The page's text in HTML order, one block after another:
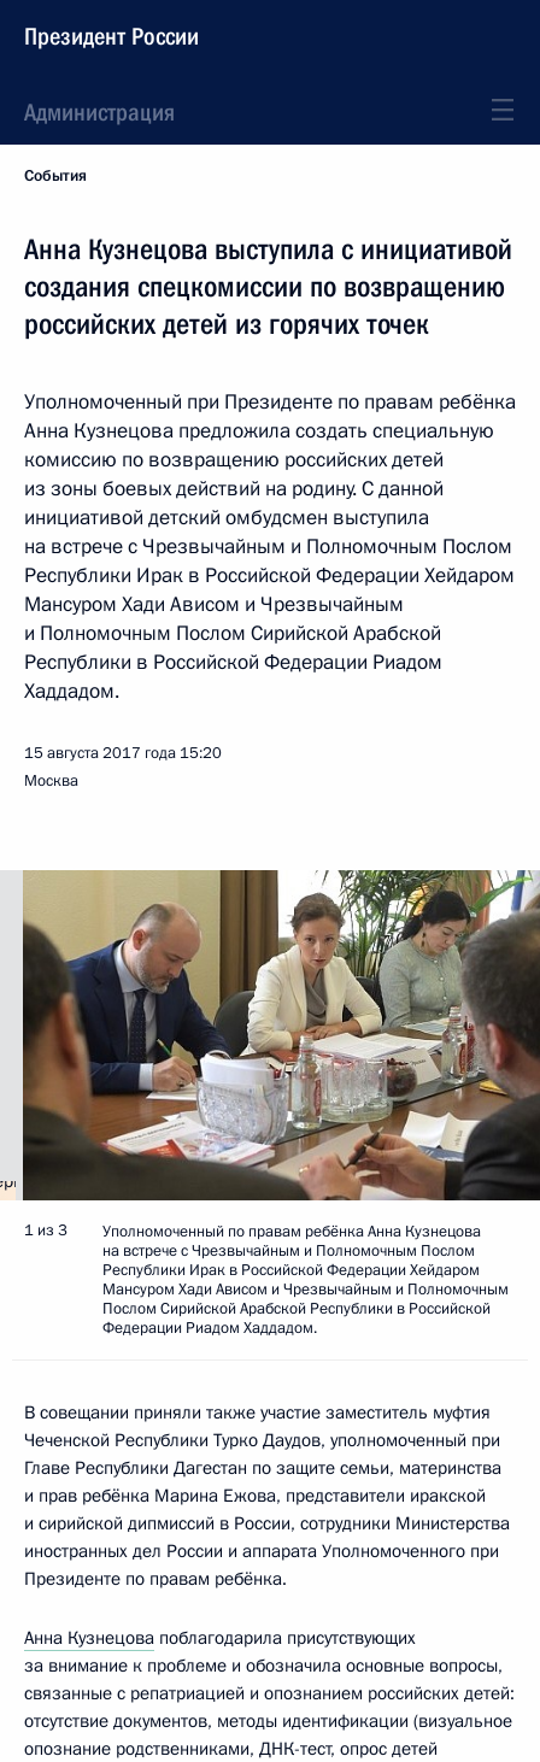
Президент России
Администрация
События
Анна Кузнецова выступила с инициативой
создания спецкомиссии по возвращению
российских детей из горячих точек
Уполномоченный при Президенте по правам ребёнка
Анна Кузнецова предложила создать специальную
комиссию по возвращению российских детей
из зоны боевых действий на родину. С данной
инициативой детский омбудсмен выступила
на встрече с Чрезвычайным и Полномочным Послом
Республики Ирак в Российской Федерации Хейдаром
Мансуром Хади Ависом и Чрезвычайным
и Полномочным Послом Сирийской Арабской
Республики в Российской Федерации Риадом
Хаддадом.
15 августа 2017 года 15:20
Москва
1 из 3
Уполномоченный по правам ребёнка Анна Кузнецова
на встрече с Чрезвычайным и Полномочным Послом
Республики Ирак в Российской Федерации Хейдаром
Мансуром Хади Ависом и Чрезвычайным и Полномочным
Послом Сирийской Арабской Республики в Российской
Федерации Риадом Хаддадом.
В совещании приняли также участие заместитель муфтия
Чеченской Республики Турко Даудов, уполномоченный при
Главе Республики Дагестан по защите семьи, материнства
и прав ребёнка Марина Ежова, представители иракской
и сирийской дипмиссий в России, сотрудники Министерства
иностранных дел России и аппарата Уполномоченного при
Президенте по правам ребёнка.
Анна Кузнецова поблагодарила присутствующих
за внимание к проблеме и обозначила основные вопросы,
связанные с репатриацией и опознанием российских детей:
отсутствие документов, методы идентификации (визуальное
опознание родственниками, ДНК-тест, опрос детей